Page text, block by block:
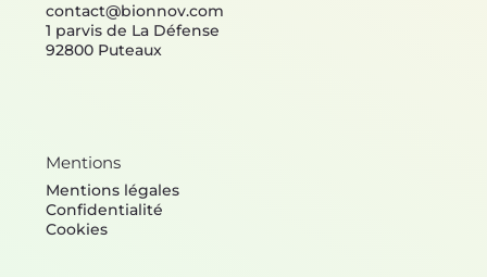
contact@bionnov.com
1 parvis de La Défense
92800 Puteaux
Mentions
Mentions légales
Confidentialité
Cookies